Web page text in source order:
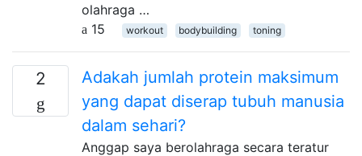
olahraga …
15
workout bodybuilding toning
2
Adakah jumlah protein maksimum
yang dapat diserap tubuh manusia
dalam sehari?
Anggap saya berolahraga secara teratur